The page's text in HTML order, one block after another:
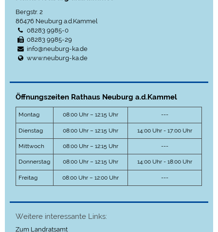
Bergstr. 2
86476 Neuburg a.d.Kammel
08283 9985-0
08283 9985-29
info@neuburg-ka.de
www.neuburg-ka.de
Öffnungszeiten Rathaus Neuburg a.d.Kammel
Montag 08:00 Uhr – 12:15 Uhr ---
Dienstag 08:00 Uhr – 12:15 Uhr 14:00 Uhr - 17:00 Uhr
Mittwoch 08:00 Uhr – 12:15 Uhr ---
Donnerstag 08:00 Uhr – 12:15 Uhr 14:00 Uhr - 18:00 Uhr
Freitag 08:00 Uhr – 12:00 Uhr ---
Weitere interessante Links:
Zum Landratsamt